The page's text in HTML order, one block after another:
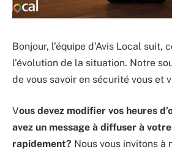
Bonjour, l’équipe d’Avis Local suit,
l’évolution de la situation. Notre
de vous savoir en sécurité vous et
Vous devez modifier vos heures
avez un message à diffuser à
rapidement? Nous vous invitons à